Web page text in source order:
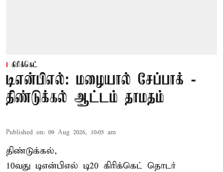
கிரிக்கெட்
டிஎன்பிஎல்: மழையால் சேப்பாக் -
திண்டுக்கல் ஆட்டம் தாமதம்
Published on: 09 Aug 2026, 10:05 am
திண்டுக்கல்,
10வது டிஎன்பிஎல் டி20 கிரிக்கெட் தொடர்